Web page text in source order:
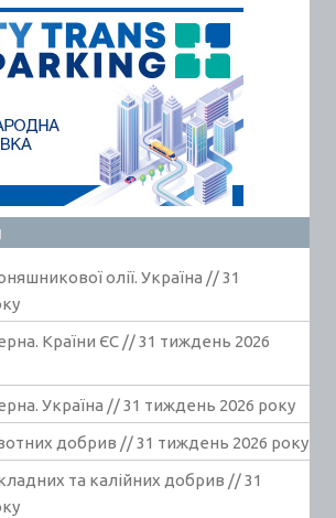
олії. Україна // 31
Країни ЄС // 31 тиждень 2026
Україна // 31 тиждень 2026 року
добрив // 31 тиждень 2026 року
та калійних добрив // 31